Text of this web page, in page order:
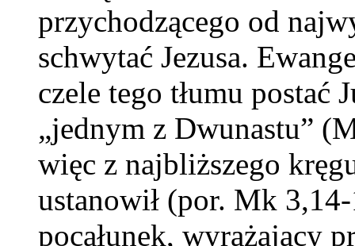
przychodzącego od
schwytać Jezusa.
czele tego tłumu postać
„jednym z Dwunastu”
więc z najbliższego
ustanowił (por. Mk
pocałunek, wyrażający